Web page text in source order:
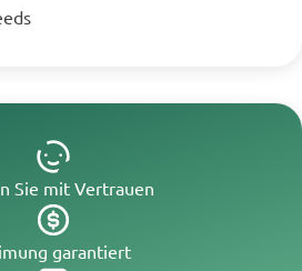
Sie mit Vertrauen
garantiert